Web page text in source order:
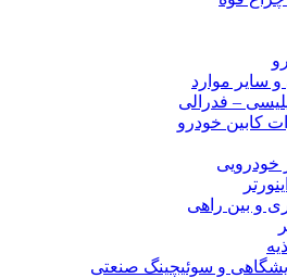
سایر موارد
– فدرالی
کابین خودرو
خودرویی
و بین راهی
و سوئیچینگ صنعتی